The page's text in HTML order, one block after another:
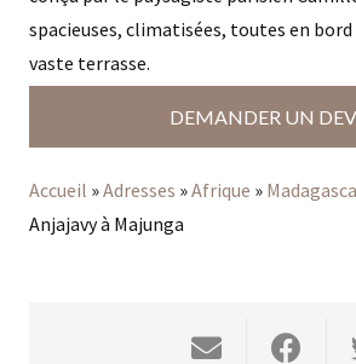
spacieuses, climatisées, toutes en bord
vaste terrasse.
DEMANDER UN
Accueil »Adresses »Afrique »
Anjajavy à Majunga